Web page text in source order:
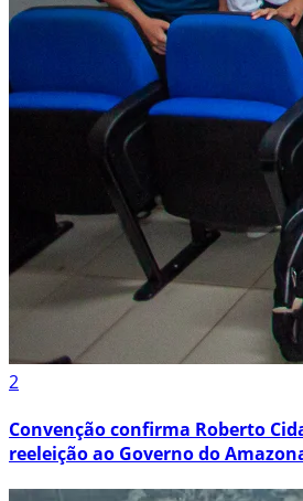
2
Convenção confirma Roberto
reeleição ao Governo do